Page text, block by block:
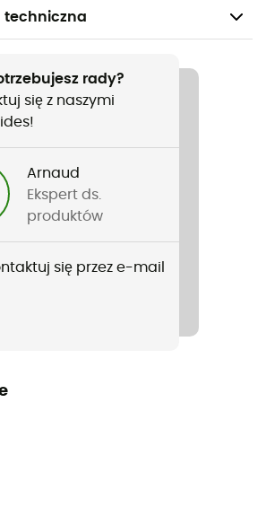
techniczna
rowerowa
rady?
się z naszymi
Arnaud
Ekspert ds.
produktów
się przez e-mail